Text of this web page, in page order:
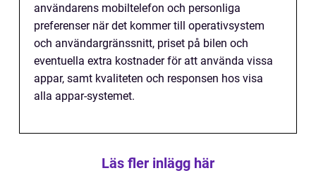
användarens mobiltelefon och personliga
preferenser när det kommer till operativsystem
och användargränssnitt, priset på bilen och
eventuella extra kostnader för att använda vissa
appar, samt kvaliteten och responsen hos visa
alla appar-systemet.
Läs fler inlägg här